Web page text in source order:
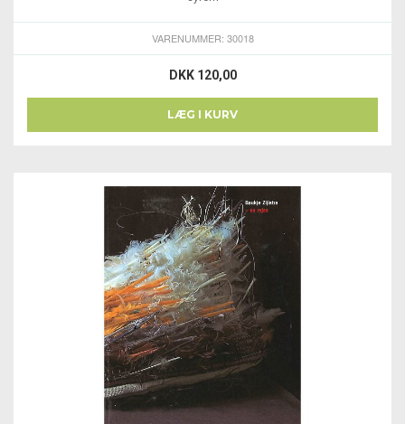
VARENUMMER: 30018
DKK 120,00
LÆG I KURV